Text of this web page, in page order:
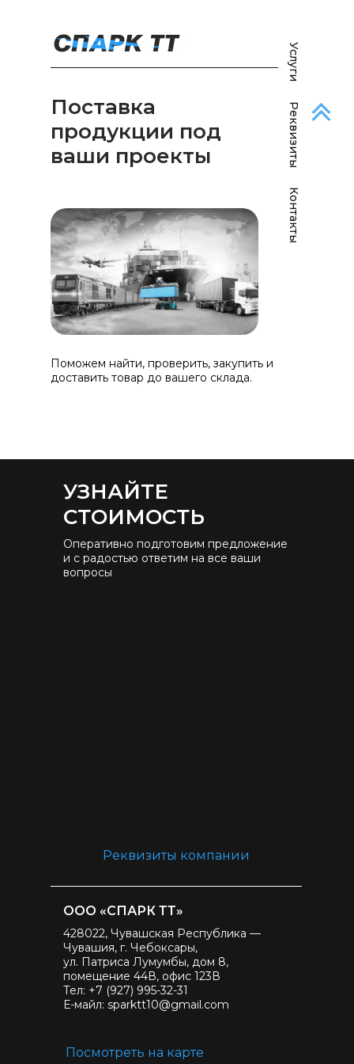
Услуги
Реквизиты
Контакты
Поставка
продукции под
ваши проекты
Поможем найти, проверить, закупить и
доставить товар до вашего склада.
УЗНАЙТЕ
СТОИМОСТЬ
Оперативно подготовим предложение
и с радостью ответим на все ваши
вопросы
ООО «СПАРК ТТ»
428022, Чувашская Республика —
Чувашия, г. Чебоксары,
ул. Патриса Лумумбы, дом 8,
помещение 44В, офис 123В
Тел: +7 (927) 995-32-31
Е-майл: sparktt10@gmail.com
Посмотреть на карте
Реквизиты компании